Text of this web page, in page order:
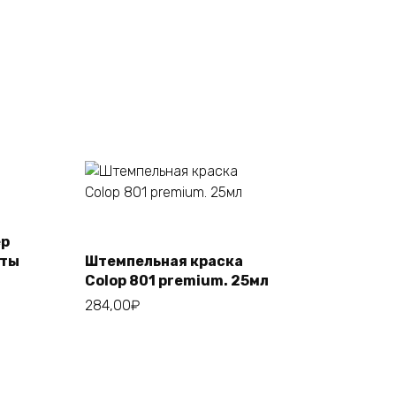
параметры
товар
имеет
Штемпельная краска
Colop 801 premium. 25мл
284,00₽